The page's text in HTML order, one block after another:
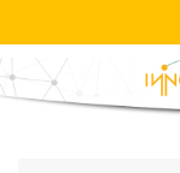
Pasar al contenido